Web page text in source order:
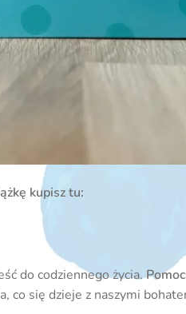
kupisz tu:
do codziennego życia.
co się dzieje z naszymi